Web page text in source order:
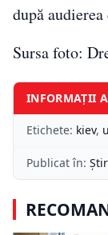
după
Sursa foto:
INFORMAȚII
Etichete: kiev,
Publicat în: